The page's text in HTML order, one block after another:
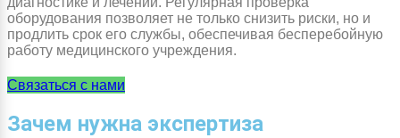
оборудования позволяет не только снизить риски, но и
продлить срок его службы, обеспечивая бесперебойную
работу медицинского учреждения.
Связаться с нами
Зачем нужна экспертиза